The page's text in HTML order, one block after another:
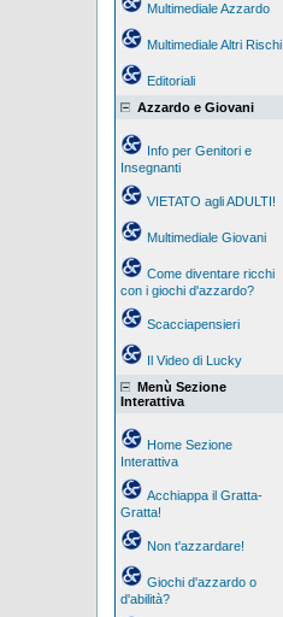
Multimediale Azzardo
Multimediale Altri Rischi
Editoriali
Azzardo e Giovani
Info per Genitori e
Insegnanti
VIETATO agli ADULTI!
Multimediale Giovani
Come diventare ricchi
con i giochi d'azzardo?
Scacciapensieri
Il Video di Lucky
Menù Sezione
Interattiva
Home Sezione
Interattiva
Acchiappa il Gratta-
Gratta!
Non t'azzardare!
Giochi d'azzardo o
d'abilità?